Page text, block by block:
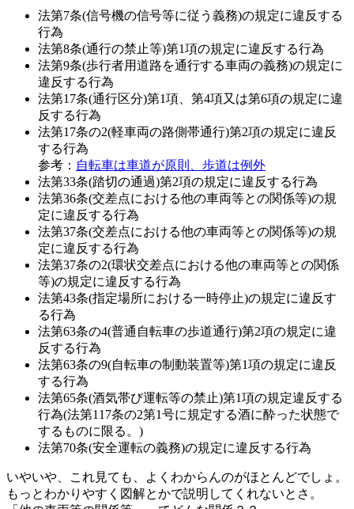
法第7条(信号機の信号等に従う義務)の規定に違反する
行為
法第8条(通行の禁止等)第1項の規定に違反する行為
法第9条(歩行者用道路を通行する車両の義務)の規定に
違反する行為
法第17条(通行区分)第1項、第4項又は第6項の規定に違
反する行為
法第17条の2(軽車両の路側帯通行)第2項の規定に違反
する行為
参考： 自転車は車道が原則、歩道は例外
法第33条(踏切の通過)第2項の規定に違反する行為
法第36条(交差点における他の車両等との関係等)の規
定に違反する行為
法第37条(交差点における他の車両等との関係等)の規
定に違反する行為
法第37条の2(環状交差点における他の車両等との関係
等)の規定に違反する行為
法第43条(指定場所における一時停止)の規定に違反す
る行為
法第63条の4(普通自転車の歩道通行)第2項の規定に違
反する行為
法第63条の9(自転車の制動装置等)第1項の規定に違反
する行為
法第65条(酒気帯び運転等の禁止)第1項の規定違反する
行為(法第117条の2第1号に規定する酒に酔った状態で
するものに限る。)
法第70条(安全運転の義務)の規定に違反する行為
いやいや、これ見ても、よくわからんのがほとんどでしょ。
もっとわかりやすく図解とかで説明してくれないとさ。